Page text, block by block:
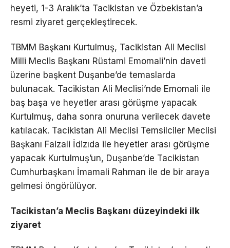
heyeti, 1-3 Aralık’ta Tacikistan ve Özbekistan’a
resmi ziyaret gerçekleştirecek.
TBMM Başkanı Kurtulmuş, Tacikistan Ali Meclisi
Milli Meclis Başkanı Rüstami Emomali’nin daveti
üzerine başkent Duşanbe’de temaslarda
bulunacak. Tacikistan Ali Meclisi’nde Emomali ile
baş başa ve heyetler arası görüşme yapacak
Kurtulmuş, daha sonra onuruna verilecek davete
katılacak. Tacikistan Ali Meclisi Temsilciler Meclisi
Başkanı Faizali İdizıda ile heyetler arası görüşme
yapacak Kurtulmuş’un, Duşanbe’de Tacikistan
Cumhurbaşkanı İmamali Rahman ile de bir araya
gelmesi öngörülüyor.
Tacikistan’a Meclis Başkanı düzeyindeki ilk
ziyaret